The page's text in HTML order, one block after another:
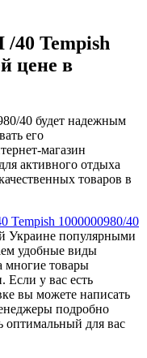
40 Tempish
цене в
40 будет надежным
его
магазин
активного отдыха
товаров в
Tempish 1000000980/40
Украине популярными
удобные виды
многие товары
Если у вас есть
вы можете написать
подробно
оптимальный для вас